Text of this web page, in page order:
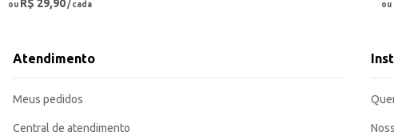
ou R$ 29,90/ cada ou
Atendimento
Meus pedidos
Central de atendimento